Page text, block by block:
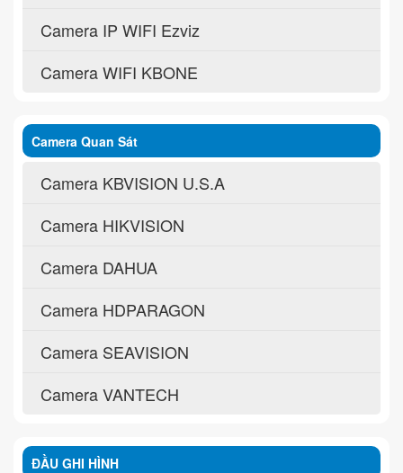
Camera IP WIFI Ezviz
Camera WIFI KBONE
Camera Quan Sát
Camera KBVISION U.S.A
Camera HIKVISION
Camera DAHUA
Camera HDPARAGON
Camera SEAVISION
Camera VANTECH
ĐẦU GHI HÌNH